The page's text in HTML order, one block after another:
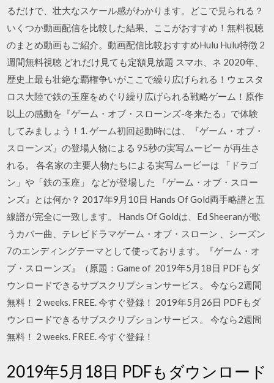
るだけで、壮大なスケール感がわかります。どこで見られる？
いくつか動画配信を比較した結果、ここがおすすめ！無料視聴
のまとめ動画もご紹介。動画配信比較おすすめHulu Hulu特徴 2
週間無料視聴 どれだけ見ても定額見放題 スマホ、ネ 2020年、
歴史上最も壮絶な覇権争いがここで繰り広げられる！ウェスタ
ロス大陸で鉄の玉座をめぐり繰り広げられる戦略ゲーム！原作
以上の感動を『ゲーム・オブ・スローンズ-冬来たる』で体験
してみましょう！1. ゲーム初回起動時には、『ゲーム・オブ・
スローンズ』の登場人物による 95秒の実写ムービー が再生さ
れる。 各名家の主要人物たちによる実写ムービーは 「ドラゴ
ン」や「鉄の玉座」 などが登場した 『ゲーム・オブ・スロー
ンズ』とは何か？ 2017年9月10日 Hands Of Gold両手略譜と五
線譜が完全に一致します。 Hands Of Goldは、Ed Sheeranが歌
うカバー曲、テレビドラマゲーム・オブ・スローン 、シーズン
7のエンディングテーマとして使っております。『ゲーム・オ
ブ・スローンズ』（原題：Game of 2019年5月18日 PDFもダ
ウンロードできるサブスクリプションサービス。 今なら2週間
無料！ 2 weeks. FREE. 今すぐ登録！ 2019年5月26日 PDFもダ
ウンロードできるサブスクリプションサービス。 今なら2週間
無料！ 2 weeks. FREE. 今すぐ登録！
2019年5月18日 PDFもダウンロード